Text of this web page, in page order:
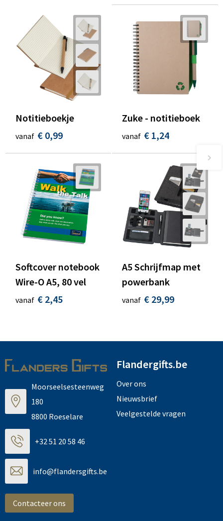
Notitieboekje
vanaf € 0,99
Zuke - notitieboek
vanaf € 1,24
Softcover notebook
Wire-O A5, 80 vel
vanaf € 2,45
A5 Schrijfmap met
powerbank
vanaf € 29,99
Moorseelsesteenweg
180
8800 Roeselare
+32 51 20 58 46
info@flandersgifts.be
Contacteer ons
Flandergifts.be
Over ons
Nieuwsbrief
Veelgestelde vragen